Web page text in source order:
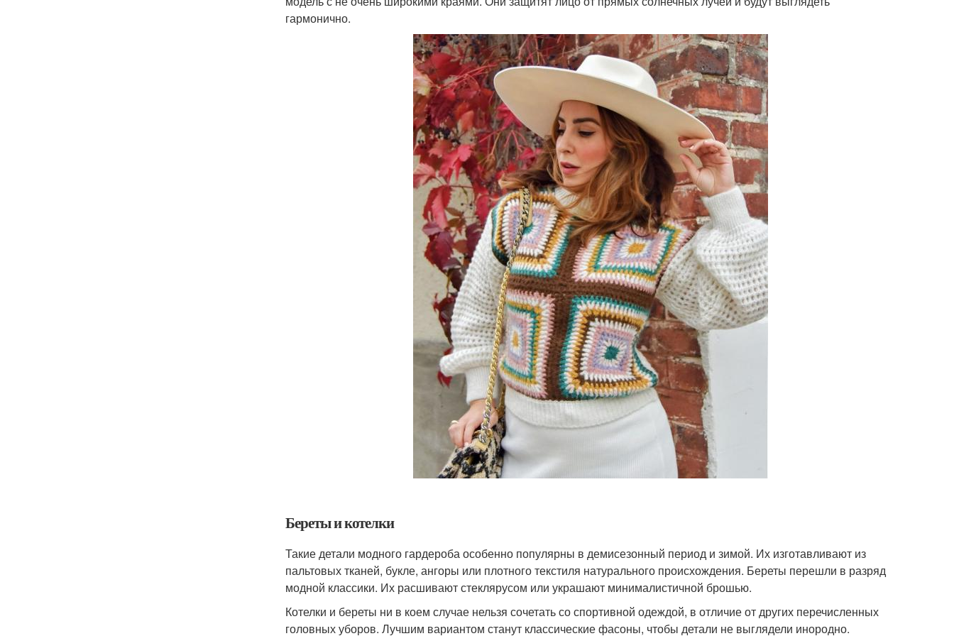
гармонично.
Береты и котелки
Такие детали модного гардероба особенно популярны в демисезонный период и зимой. Их изготавливают из
пальтовых тканей, букле, ангоры или плотного текстиля натурального происхождения. Береты перешли в разряд
модной классики. Их расшивают стеклярусом или украшают минималистичной брошью.
Котелки и береты ни в коем случае нельзя сочетать со спортивной одеждой, в отличие от других перечисленных
головных уборов. Лучшим вариантом станут классические фасоны, чтобы детали не выглядели инородно.